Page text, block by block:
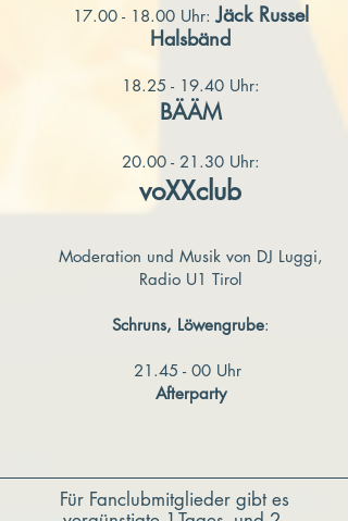
17.00 - 18.00Uhr:Jäck Russel
Halsbänd
18.25 - 19.40 Uhr:
BÄÄM
20.00 - 21.30 Uhr:
voXXclub
Moderation und Musik von DJ Luggi,
Radio U1 Tirol
Schruns, Löwengrube:
21.45 - 00 Uhr
Afterparty
Für Fanclubmitglieder gibt es